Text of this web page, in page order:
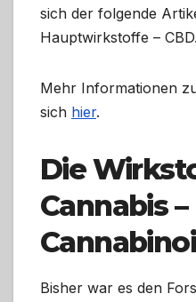
sich der folgende
Hauptwirkstoffe – CBD.
Mehr Informationen
sich hier.
Die
Cannabis –
Bisher war es den